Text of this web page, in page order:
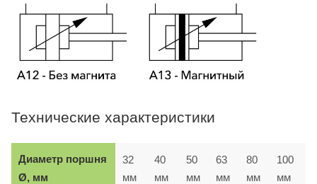
Технические характеристики
Диаметр поршня
Ø, мм
32
мм
40
мм
50
мм
63
мм
80
мм
100
мм